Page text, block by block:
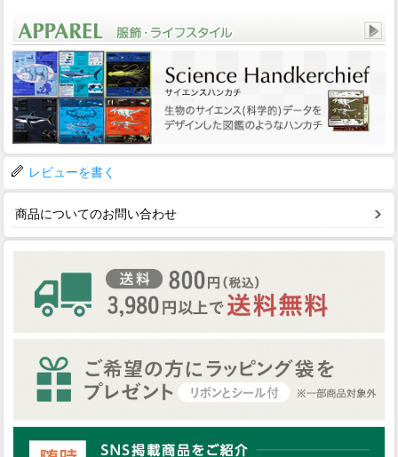
レビューを書く
商品についてのお問い合わせ